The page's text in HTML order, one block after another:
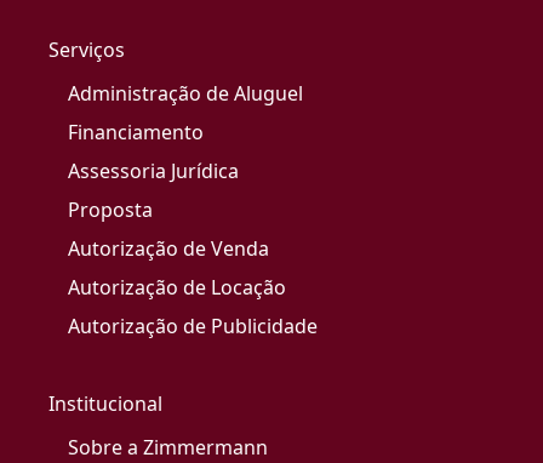
Serviços
Administração de Aluguel
Financiamento
Assessoria Jurídica
Proposta
Autorização de Venda
Autorização de Locação
Autorização de Publicidade
Institucional
Sobre a Zimmermann